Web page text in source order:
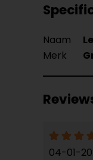
Naam
Merk
04-01-